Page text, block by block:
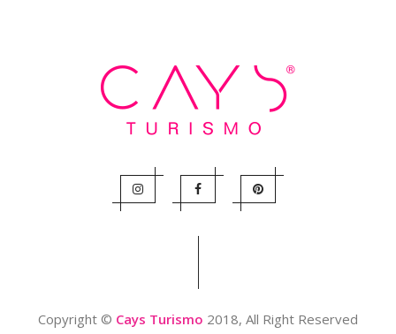
Copyright © Cays Turismo 2018, All Right Reserved